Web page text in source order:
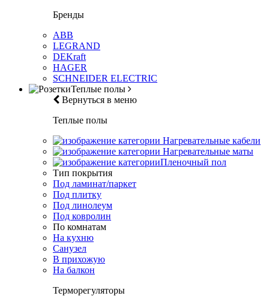
Бренды
ABB
LEGRAND
DEKraft
HAGER
SCHNEIDER ELECTRIC
Теплые полы
Вернуться в меню
Теплые полы
Нагревательные кабели
Нагревательные маты
Пленочный пол
Тип покрытия
Под ламинат/паркет
Под плитку
Под линолеум
Под ковролин
По комнатам
На кухню
Санузел
В прихожую
На балкон
Терморегуляторы